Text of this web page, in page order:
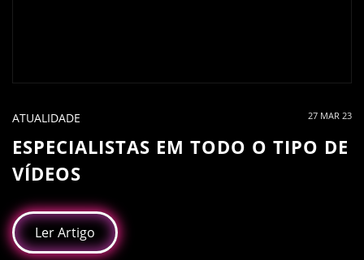
ATUALIDADE 27 MAR 23
ESPECIALISTAS EM TODO O TIPO DE
VÍDEOS
Ler Artigo